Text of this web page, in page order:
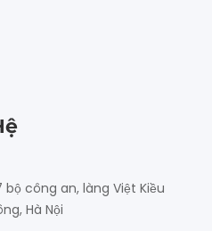
bộ công an, làng Việt Kiều
Hà Nội